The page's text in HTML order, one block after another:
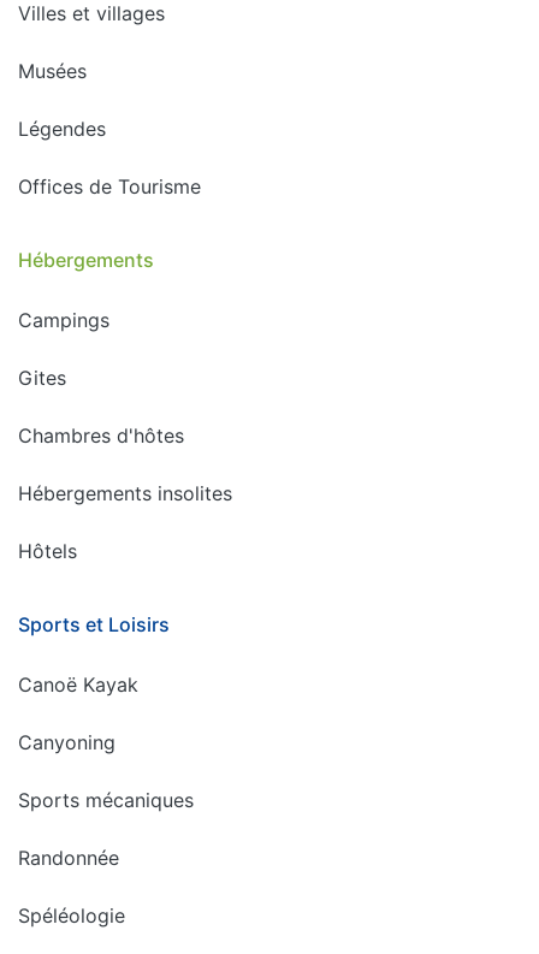
Villes et villages
Musées
Légendes
Offices de Tourisme
Hébergements
Campings
Gites
Chambres d'hôtes
Hébergements insolites
Hôtels
Sports et Loisirs
Canoë Kayak
Canyoning
Sports mécaniques
Randonnée
Spéléologie